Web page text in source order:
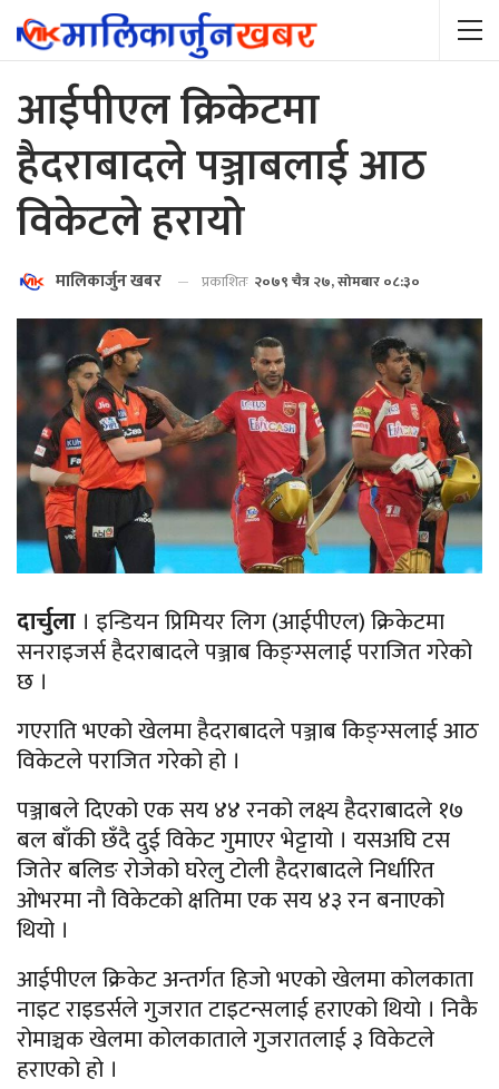
आईपीएल क्रिकेटमा
हैदराबादले पञ्जाबलाई आठ
विकेटले हरायो
मालिकार्जुन खबर प्रकाशितः २०७९ चैत्र २७, सोमबार ०८:३०
दार्चुला । इन्डियन प्रिमियर लिग (आईपीएल) क्रिकेटमा
सनराइजर्स हैदराबादले पञ्जाब किङ्ग्सलाई पराजित गरेको
छ ।
गएराति भएको खेलमा हैदराबादले पञ्जाब किङ्ग्सलाई आठ
विकेटले पराजित गरेको हो ।
पञ्जाबले दिएको एक सय ४४ रनको लक्ष्य हैदराबादले १७
बल बाँकी छँदै दुई विकेट गुमाएर भेट्टायो । यसअघि टस
जितेर बलिङ रोजेको घरेलु टोली हैदराबादले निर्धारित
ओभरमा नौ विकेटको क्षतिमा एक सय ४३ रन बनाएको
थियो ।
आईपीएल क्रिकेट अन्तर्गत हिजो भएको खेलमा कोलकाता
नाइट राइडर्सले गुजरात टाइटन्सलाई हराएको थियो । निकै
रोमाञ्चक खेलमा कोलकाताले गुजरातलाई ३ विकेटले
हराएको हो ।